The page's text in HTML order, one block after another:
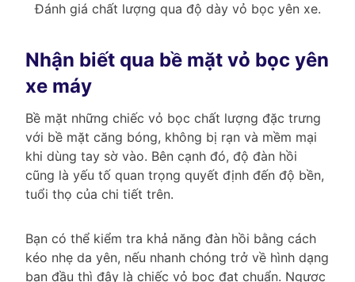
Đánh giá chất lượng qua độ dày vỏ bọc yên xe.
Nhận biết qua bề mặt vỏ bọc yên
xe máy
Bề mặt những chiếc vỏ bọc chất lượng đặc trưng
với bề mặt căng bóng, không bị rạn và mềm mại
khi dùng tay sờ vào. Bên cạnh đó, độ đàn hồi
cũng là yếu tố quan trọng quyết định đến độ bền,
tuổi thọ của chi tiết trên.
Bạn có thể kiểm tra khả năng đàn hồi bằng cách
kéo nhẹ da yên, nếu nhanh chóng trở về hình dạng
ban đầu thì đây là chiếc vỏ bọc đạt chuẩn. Ngược